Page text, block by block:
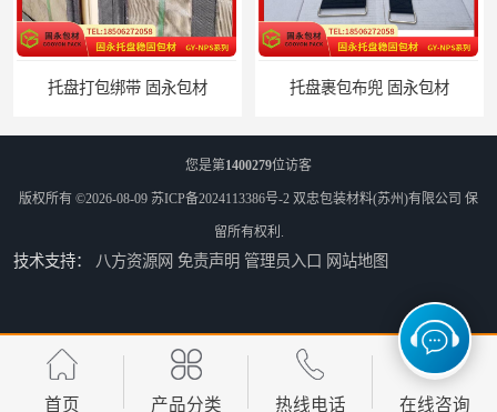
托盘打包绑带 固永包材 托盘裹包布兜 固永包材
蔬菜透气运输固定 蜂巢网格纸如何包裹 固永包材
您是第1400279位访客
版权所有 ©2026-08-09 苏ICP备2024113386号-2 双忠包装材料(苏州)有限公司 保
留所有权利.
技术支持： 八方资源网 免责声明 管理员入口 网站地图
首页 产品分类 热线电话 在线咨询